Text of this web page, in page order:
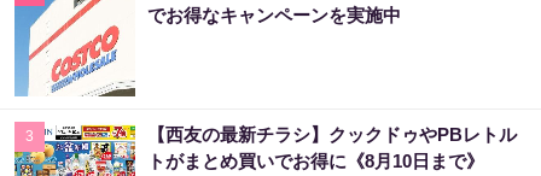
でお得なキャンペーンを実施中
3
【西友の最新チラシ】クックドゥやPBレトル
トがまとめ買いでお得に《8月10日まで》